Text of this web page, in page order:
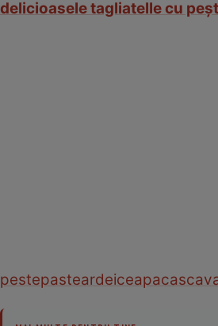
delicioasele tagliatelle cu
pestepasteardeiceapa